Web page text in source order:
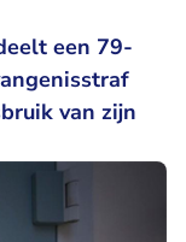
een 79-
van zijn